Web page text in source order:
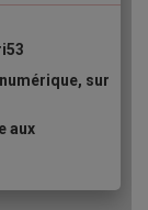
sur
aux